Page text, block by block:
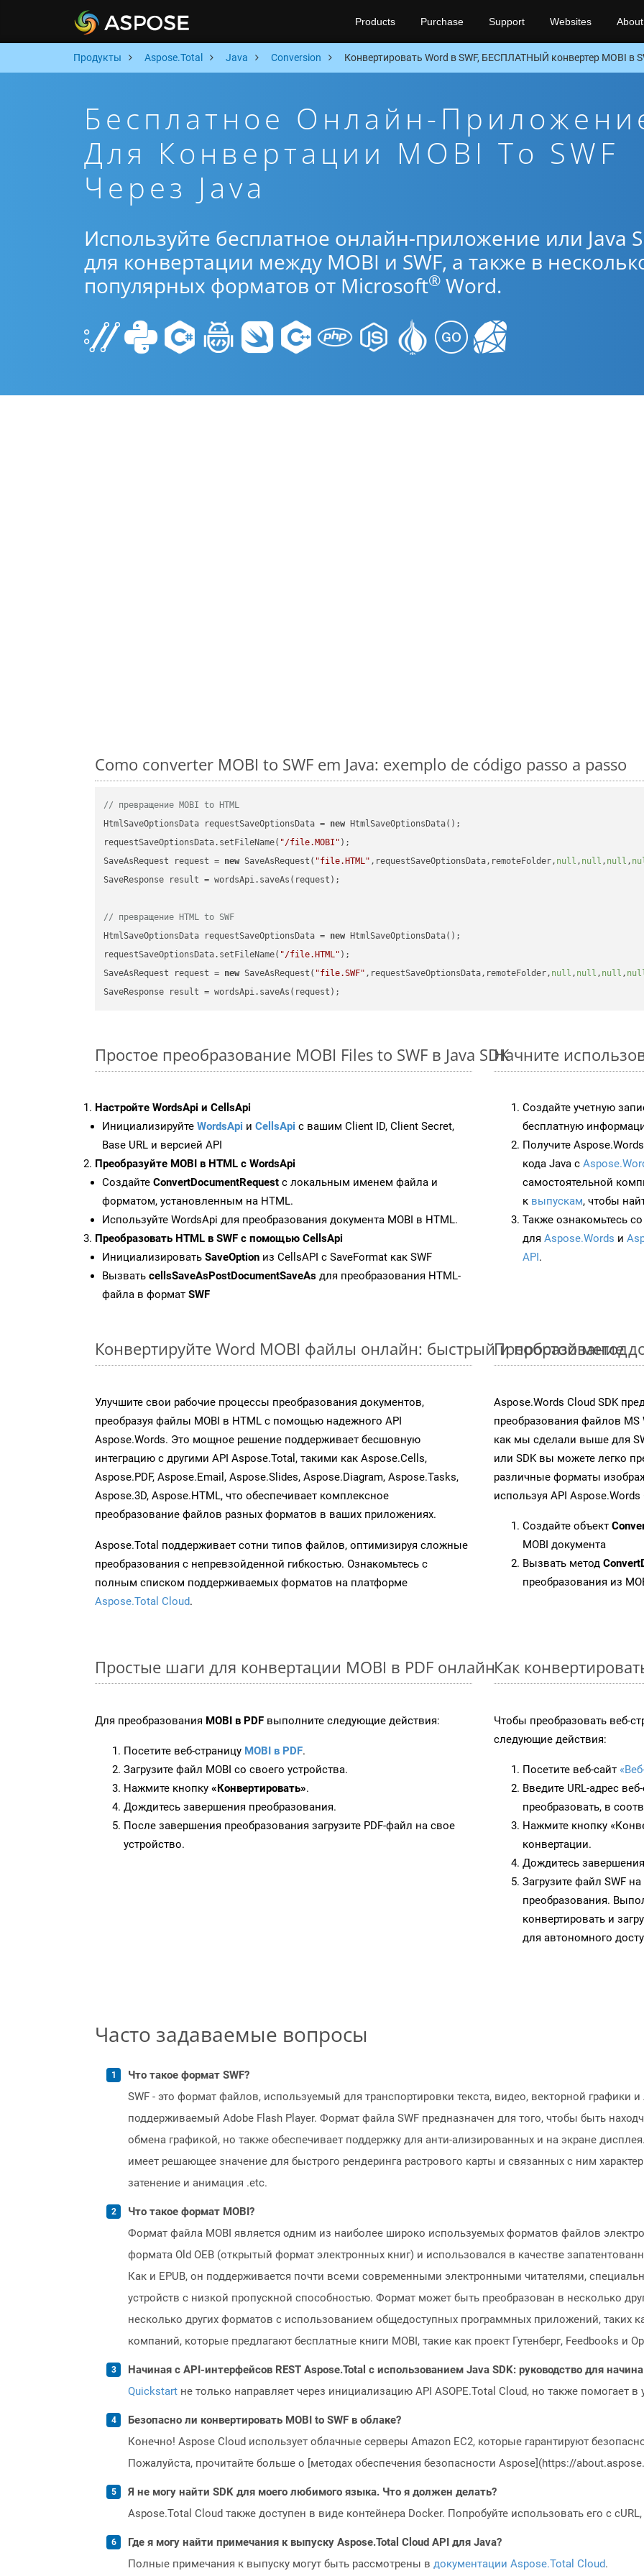
Products Purchase Support Websites About
Продукты Aspose.Total Java Conversion Конвертировать Word в SWF, БЕСПЛАТНЫЙ конвертер MOBI в
Бесплатное Онлайн-
Для Конвертации MOBI To SWF
Через Java
Используйте бесплатное онлайн-приложение или Java
для конвертации между MOBI и SWF, а также в
популярных форматов от Microsoft® Word.
Como converter MOBI to SWF em Java: exemplo de código passo a passo
// превращение MOBI to HTML
HtmlSaveOptionsData requestSaveOptionsData = new HtmlSaveOptionsData();
requestSaveOptionsData.setFileName( "/file.MOBI" );
SaveAsRequest request = new SaveAsRequest( "file.HTML" ,requestSaveOptionsData,remoteFolder, null , null , null ,
SaveResponse result = wordsApi.saveAs(request);
// превращение HTML to SWF
HtmlSaveOptionsData requestSaveOptionsData = new HtmlSaveOptionsData();
requestSaveOptionsData.setFileName( "/file.HTML" );
SaveAsRequest request = new SaveAsRequest( "file.SWF" ,requestSaveOptionsData,remoteFolder, null , null , null ,
Простое преобразование MOBI Files to SWF в Java SDK
Настройте WordsApi и CellsApi
Инициализируйте WordsApi и CellsApi с вашим Client ID, Client Secret,
Base URL и версией API
Преобразуйте MOBI в HTML с WordsApi
Создайте ConvertDocumentRequest с локальным именем файла и
форматом, установленным на HTML.
Используйте WordsApi для преобразования документа MOBI в HTML.
Преобразовать HTML в SWF с помощью CellsApi
Инициализировать SaveOption из CellsAPI с SaveFormat как SWF
Вызвать cellsSaveAsPostDocumentSaveAs для преобразования HTML-
файла в формат SWF
Начните
Создайте учетную
бесплатную
Получите
кода Java с
самостоятельной
к выпускам, чтобы
Также ознакомьтесь
для Aspose.Words и
API.
Конвертируйте Word MOBI файлы онлайн: быстрый и простой метод
Улучшите свои рабочие процессы преобразования документов,
преобразуя файлы MOBI в HTML с помощью надежного API
Aspose.Words. Это мощное решение поддерживает бесшовную
интеграцию с другими API Aspose.Total, такими как Aspose.Cells,
Aspose.PDF, Aspose.Email, Aspose.Slides, Aspose.Diagram, Aspose.Tasks,
Aspose.3D, Aspose.HTML, что обеспечивает комплексное
преобразование файлов разных форматов в ваших приложениях.
Aspose.Total поддерживает сотни типов файлов, оптимизируя сложные
преобразования с непревзойденной гибкостью. Ознакомьтесь с
полным списком поддерживаемых форматов на платформе
Aspose.Total Cloud.
Преобразование
Aspose.Words Cloud SDK
преобразования файлов
как мы сделали выше для
или SDK вы можете легко
различные форматы
используя API Aspose.Words
Создайте объект
MOBI документа
Вызвать метод
преобразования из
Простые шаги для конвертации MOBI в PDF онлайн
Для преобразования MOBI в PDF выполните следующие действия:
Посетите веб-страницу MOBI в PDF.
Загрузите файл MOBI со своего устройства.
Нажмите кнопку «Конвертировать».
Дождитесь завершения преобразования.
После завершения преобразования загрузите PDF-файл на свое
устройство.
Как
Чтобы преобразовать веб-
следующие действия:
Посетите веб-сайт
Введите URL-адрес
преобразовать, в
Нажмите кнопку
конвертации.
Дождитесь
Загрузите файл SWF
преобразования.
конвертировать и
для автономного
Часто задаваемые вопросы
Что такое формат SWF?
SWF - это формат файлов, используемый для транспортировки текста, видео, векторной графики
поддерживаемый Adobe Flash Player. Формат файла SWF предназначен для того, чтобы быть
обмена графикой, но также обеспечивает поддержку для анти-ализированных и на экране
имеет решающее значение для быстрого рендеринга растрового карты и связанных с ним
затенение и анимация .etc.
Что такое формат MOBI?
Формат файла MOBI является одним из наиболее широко используемых форматов файлов
формата Old OEB (открытый формат электронных книг) и использовался в качестве
Как и EPUB, он поддерживается почти всеми современными электронными читателями,
устройств с низкой пропускной способностью. Формат может быть преобразован в несколько
несколько других форматов с использованием общедоступных программных приложений, таких
компаний, которые предлагают бесплатные книги MOBI, такие как проект Гутенберг, Feedbooks и
Начиная с API-интерфейсов REST Aspose.Total с использованием Java SDK: руководство для
Quickstart не только направляет через инициализацию API ASOPE.Total Cloud, но также помогает
Безопасно ли конвертировать MOBI to SWF в облаке?
Конечно! Aspose Cloud использует облачные серверы Amazon EC2, которые гарантируют
Пожалуйста, прочитайте больше о [методах обеспечения безопасности Aspose](https://
Я не могу найти SDK для моего любимого языка. Что я должен делать?
Aspose.Total Cloud также доступен в виде контейнера Docker. Попробуйте использовать его с
Где я могу найти примечания к выпуску Aspose.Total Cloud API для Java?
Полные примечания к выпуску могут быть рассмотрены в документации Aspose.Total Cloud.